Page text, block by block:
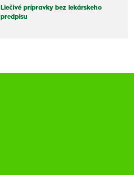
Liečivé prípravky bez lekárskeho
predpisu